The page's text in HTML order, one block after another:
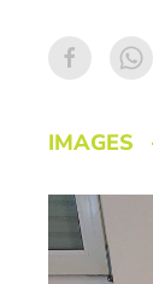
IMAGES